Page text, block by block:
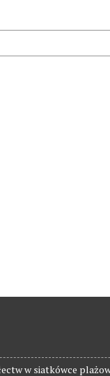
w siatkówce